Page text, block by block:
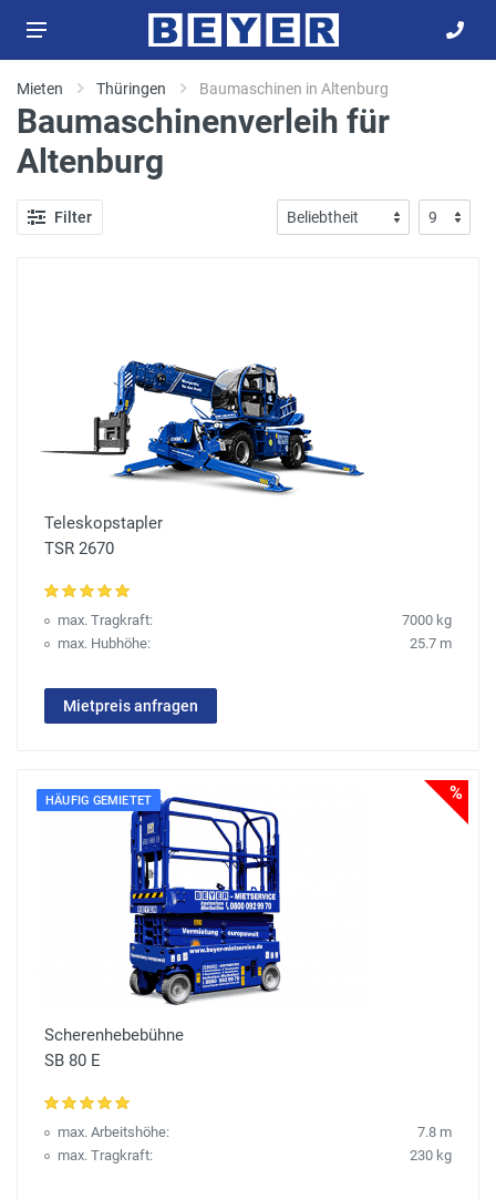
Mieten Thüringen Baumaschinen in Altenburg
Baumaschinenverleih für
Altenburg
Filter
Teleskopstapler
TSR 2670
max. Tragkraft:
7000 kg
max. Hubhöhe:
25.7 m
Mietpreis anfragen
HÄUFIG GEMIETET %
Scherenhebebühne
SB 80 E
max. Arbeitshöhe:
7.8 m
max. Tragkraft:
230 kg